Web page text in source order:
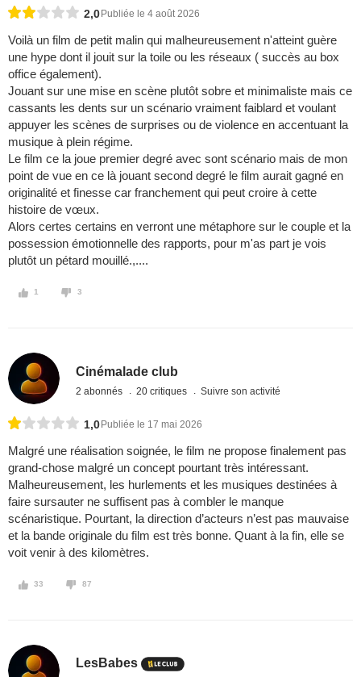
2,0 Publiée le 4 août 2026
Voilà un film de petit malin qui malheureusement n'atteint guère
une hype dont il jouit sur la toile ou les réseaux ( succès au box
office également).
Jouant sur une mise en scène plutôt sobre et minimaliste mais ce
cassants les dents sur un scénario vraiment faiblard et voulant
appuyer les scènes de surprises ou de violence en accentuant la
musique à plein régime.
Le film ce la joue premier degré avec sont scénario mais de mon
point de vue en ce là jouant second degré le film aurait gagné en
originalité et finesse car franchement qui peut croire à cette
histoire de vœux.
Alors certes certains en verront une métaphore sur le couple et la
possession émotionnelle des rapports, pour m'as part je vois
plutôt un pétard mouillé.,....
1 3
Cinémalade club
2 abonnés 20 critiques Suivre son activité
1,0 Publiée le 17 mai 2026
Malgré une réalisation soignée, le film ne propose finalement pas
grand-chose malgré un concept pourtant très intéressant.
Malheureusement, les hurlements et les musiques destinées à
faire sursauter ne suffisent pas à combler le manque
scénaristique. Pourtant, la direction d’acteurs n’est pas mauvaise
et la bande originale du film est très bonne. Quant à la fin, elle se
voit venir à des kilomètres.
33 87
LesBabes